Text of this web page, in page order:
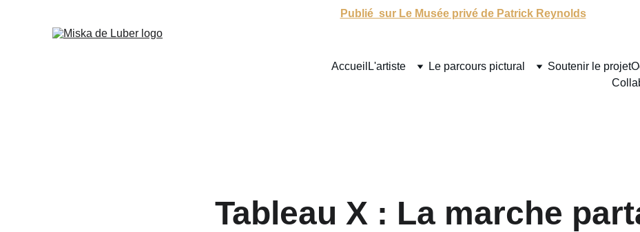
Publié  sur Le Musée privé de Patrick Reynolds
Accueil L'artiste Le parcours pictural Soutenir le projet
Tableau X : La marche